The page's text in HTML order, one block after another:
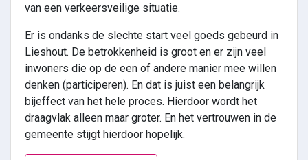
van een verkeersveilige situatie.
Er is ondanks de slechte start veel goeds gebeurd in
Lieshout. De betrokkenheid is groot en er zijn veel
inwoners die op de een of andere manier mee willen
denken (participeren). En dat is juist een belangrijk
bijeffect van het hele proces. Hierdoor wordt het
draagvlak alleen maar groter. En het vertrouwen in de
gemeente stijgt hierdoor hopelijk.